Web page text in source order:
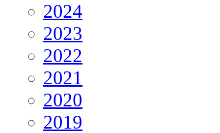
2024
2023
2022
2021
2020
2019